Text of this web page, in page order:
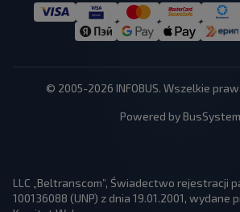
© 2005-2026 INFOBUS. Wszelkie
Powered by BusSystem
LLC „Beltranscom”, Świadectwo rejestracji
100136088 (UNP) z dnia 19.01.2001, wydane